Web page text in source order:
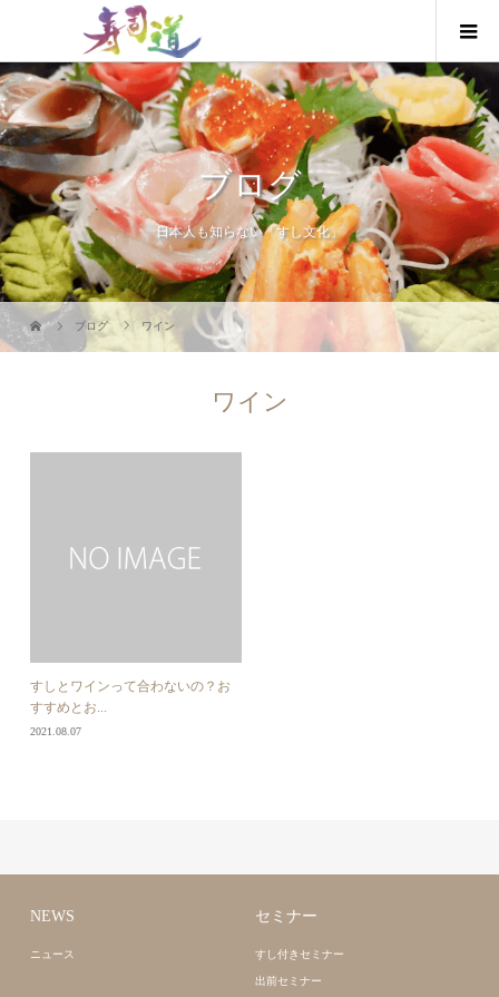
ブログ
日本人も知らない「すし文化」
ブログ ワイン
ワイン
すしとワインって合わないの？お
すすめとお...
2021.08.07
NEWS
ニュース
セミナー
すし付きセミナー
出前セミナー